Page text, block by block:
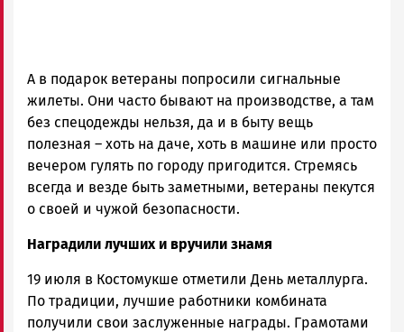
А в подарок ветераны попросили сигнальные
жилеты. Они часто бывают на производстве, а там
без спецодежды нельзя, да и в быту вещь
полезная – хоть на даче, хоть в машине или просто
вечером гулять по городу пригодится. Стремясь
всегда и везде быть заметными, ветераны пекутся
о своей и чужой безопасности.
Наградили лучших и вручили знамя
19 июля в Костомукше отметили День металлурга.
По традиции, лучшие работники комбината
получили свои заслуженные награды. Грамотами